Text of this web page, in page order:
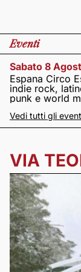
Eventi
Sabato 8
Espana Circo
indie rock,
punk e world
Vedi tutti gli
VIA